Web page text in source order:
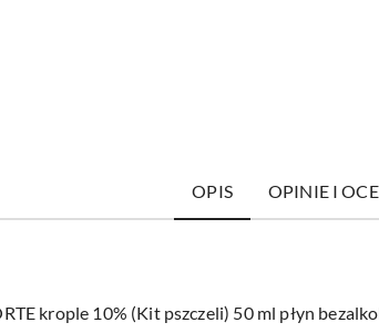
OPIS OPINIE I
krople 10% (Kit pszczeli) 50 ml płyn